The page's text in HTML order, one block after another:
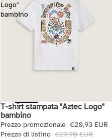
Logo"
bambino
Saldi
T-shirt stampata "Aztec Logo"
bambino
Prezzo promozionale €20,93 EUR
Prezzo di listino €29,90 EUR